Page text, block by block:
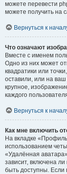
можете перевести
можете получить на
Вернуться к
Что означают
Вместе с именем
Одно из них может
квадратики или
оставили, или на
крупное,
каждого
Вернуться к
Как мне включить
На вкладке
использованием
«Удалённая
зависит, включена
быть доступны. Если